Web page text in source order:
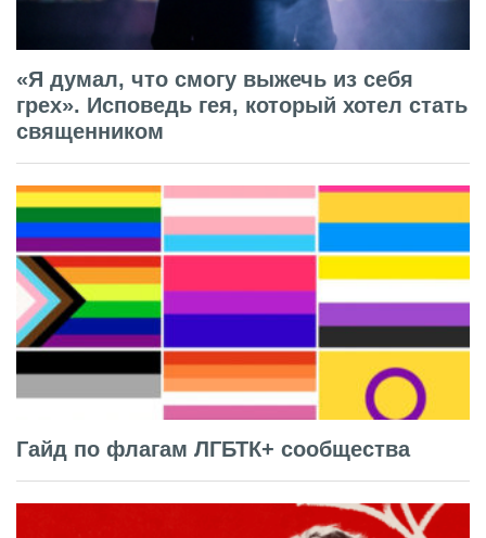
«Я думал, что смогу выжечь из себя
грех». Исповедь гея, который хотел стать
священником
Гайд по флагам ЛГБТК+ сообщества